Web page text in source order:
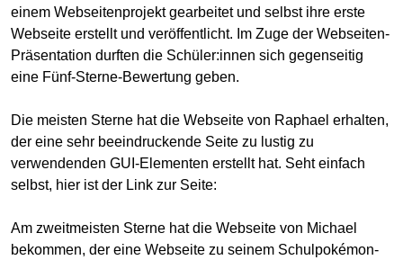
einem Webseitenprojekt gearbeitet und selbst ihre erste
Webseite erstellt und veröffentlicht. Im Zuge der Webseiten-
Präsentation durften die Schüler:innen sich gegenseitig
eine Fünf-Sterne-Bewertung geben.
Die meisten Sterne hat die Webseite von Raphael erhalten,
der eine sehr beeindruckende Seite zu lustig zu
verwendenden GUI-Elementen erstellt hat. Seht einfach
selbst, hier ist der Link zur Seite:
Am zweitmeisten Sterne hat die Webseite von Michael
bekommen, der eine Webseite zu seinem Schulpokémon-